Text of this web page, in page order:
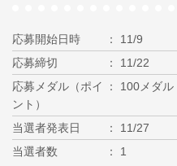
応募開始日時
11/9
応募締切
11/22
応募メダル（ポイ
ント）
100メダル
当選者発表日
11/27
当選者数
1